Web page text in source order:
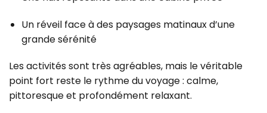
Un réveil face à des paysages matinaux d’une
grande sérénité
Les activités sont très agréables, mais le véritable
point fort reste le rythme du voyage : calme,
pittoresque et profondément relaxant.